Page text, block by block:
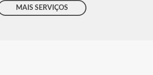
MAIS SERVIÇOS